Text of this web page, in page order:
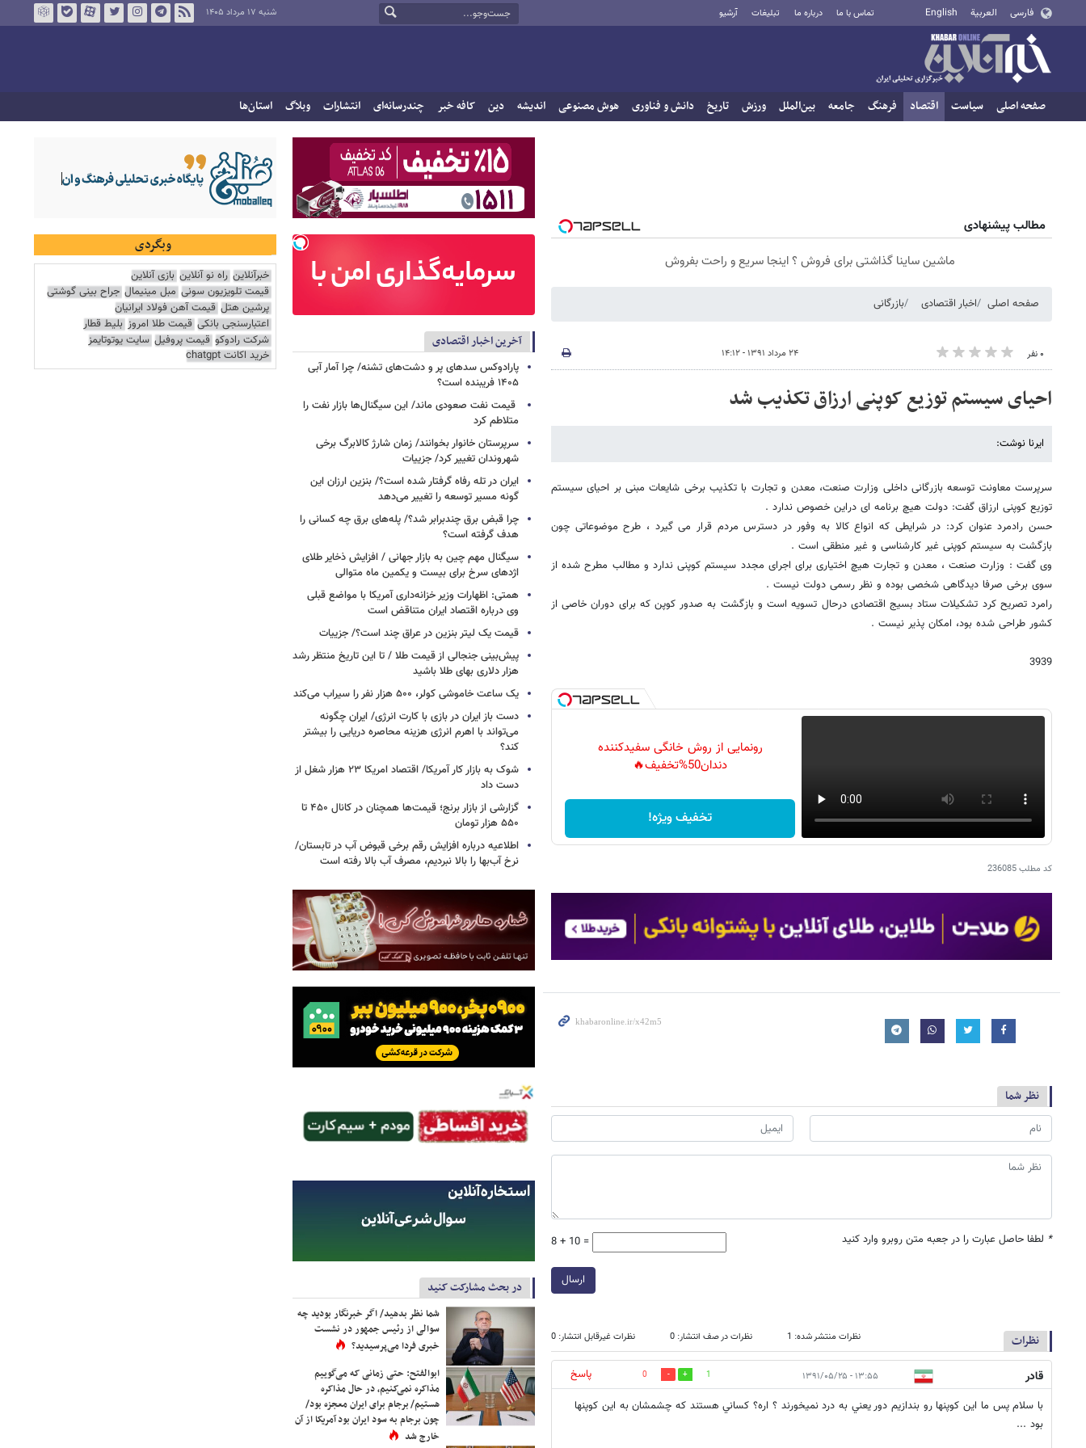
فارسی العربية English تماس با ما درباره ما تبلیغات آرشیو شنبه ۱۷ مرداد ۱۴۰۵
صفحه اصلی سیاست اقتصاد فرهنگ جامعه بین‌الملل ورزش تاریخ دانش و فناوری هوش مصنوعی اندیشه دین کافه خبر چندرسانه‌ای انتشارات وبلاگ استان‌ها
مطالب پیشنهادی
ماشین ساینا گذاشتی برای فروش ؟ اینجا سریع و راحت بفروش
صفحه اصلی اخبار اقتصادی بازرگانی
۰ نفر ۲۴ مرداد ۱۳۹۱ - ۱۴:۱۲
احیای سیستم توزیع کوپنی ارزاق تکذیب شد
ایرنا نوشت:
سرپرست معاونت توسعه بازرگانی داخلی وزارت صنعت، معدن و تجارت با تكذیب برخی شایعات مبنی بر احیای سیستم
توزیع كوپنی ارزاق گفت: دولت هیچ برنامه ای دراین خصوص ندارد .
حسن رادمرد عنوان كرد: در شرایطی كه انواع كالا به وفور در دسترس مردم قرار می گیرد ، طرح موضوعاتی چون
بازگشت به سیستم كوپنی غیر كارشناسی و غیر منطقی است .
وی گفت : وزارت صنعت ، معدن و تجارت هیچ اختیاری برای اجرای مجدد سیستم كوپنی ندارد و مطالب مطرح شده از
سوی برخی صرفا دیدگاهی شخصی بوده و نظر رسمی دولت نیست .
رامرد تصریح كرد تشكیلات ستاد بسیج اقتصادی درحال تسویه است و بازگشت به صدور كوپن كه برای دوران خاصی از
كشور طراحی شده بود، امكان پذیر نیست .
3939
رونمایی از روش خانگی سفیدکننده
دندان50%تخفیف🔥
تخفیف ویژه!
کد مطلب236085
نظر شما
* لطفا حاصل عبارت را در جعبه متن روبرو وارد کنید 8 + 10 =
ارسال
نظرات نظرات منتشر شده: 1 نظرات در صف انتشار: 0 نظرات غیرقابل انتشار: 0
قادر ۱۳:۵۵ - ۱۳۹۱/۰۵/۲۵ 1
0
پاسخ
با سلام پس ما اين كوپنها رو بندازيم دور يعني به درد نميخورند ؟ اره؟ كساني هستند كه چشمشان به اين كوپنها
بود ...
آخرین اخبار اقتصادی
پارادوکس سدهای پر و دشت‌های تشنه/ چرا آمار آبی
۱۴۰۵ فریبنده است؟
قیمت نفت صعودی ماند/ این سیگنال‌ها بازار نفت را
متلاطم کرد
سرپرستان خانوار بخوانند/ زمان شارژ کالابرگ برخی
شهروندان تغییر کرد/ جزییات
ایران در تله رفاه گرفتار شده است؟/ بنزین ارزان این
گونه مسیر توسعه را تغییر می‌دهد
چرا قبض برق چندبرابر شد؟/ پله‌های برق چه کسانی را
هدف گرفته است؟
سیگنال‌ مهم چین به بازار جهانی / افزایش ذخایر طلای
اژدهای سرخ برای بیست و یکمین ماه متوالی
همتی: اظهارات وزیر خزانه‌داری آمریکا با مواضع قبلی
وی درباره اقتصاد ایران متناقض است
قیمت یک لیتر بنزین در عراق چند است؟/ جزییات
پیش‌بینی جنجالی از قیمت طلا / تا این تاریخ منتظر رشد
هزار دلاری بهای طلا باشید
یک ساعت خاموشی کولر، ۵۰۰ هزار نفر را سیراب می‌کند
دست باز ایران در بازی با کارت انرژی/ ایران چگونه
می‌تواند با اهرم انرژی‌ هزینه محاصره دریایی را بیشتر
کند؟
شوک به بازار کار آمریکا/ اقتصاد امریکا ۲۳ هزار شغل از
دست داد
گزارشی از بازار برنج؛ قیمت‌ها همچنان در کانال ۴۵۰ تا
۵۵۰ هزار تومان
اطلاعیه درباره افزایش رقم برخی قبوض آب در تابستان/
نرخ آب‌بها را بالا نبردیم، مصرف آب بالا رفته است
در بحث مشارکت کنید
شما نظر بدهید/ اگر خبرنگار بودید چه
سوالی از رئیس جمهور در نشست
خبری فردا می‌پرسیدید؟
ابوالفتح: حتی زمانی که می‌گوییم
مذاکره نمی‌کنیم، در حال مذاکره
هستیم/ برجام برای ایران معجزه بود/
چون برجام به سود ایران بود آمریکا از آن
خارج شد
وبگردی
خبرآنلاین راه نو آنلاین بازی آنلاین
قیمت تلویزیون سونی مبل مینیمال جراح بینی گوشتی
پرشین هتل قیمت آهن فولاد ایرانیان
اعتبارسنجی بانکی قیمت طلا امروز بلیط قطار
شرکت رادوکو قیمت پروفیل سایت یوتوتایمز
خرید اکانت chatgpt